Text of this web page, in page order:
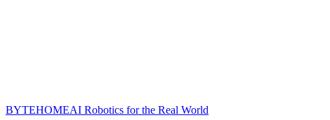
BYTEHOMEAI Robotics for the Real World